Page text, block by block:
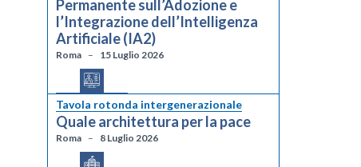
Permanente sull’Adozione e
l’Integrazione dell’Intelligenza
Artificiale (IA2)
Roma 15 Luglio 2026
Tavola rotonda intergenerazionale
Quale architettura per la pace
Roma 8 Luglio 2026